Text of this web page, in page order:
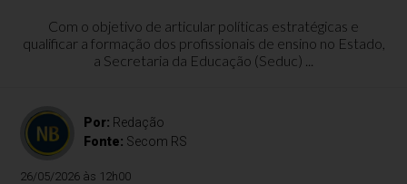
Com o objetivo de articular políticas estratégicas e
qualificar a formação dos profissionais de ensino no Estado,
a Secretaria da Educação (Seduc) ...
Por: Redação
Fonte: Secom RS
26/05/2026 às 12h00